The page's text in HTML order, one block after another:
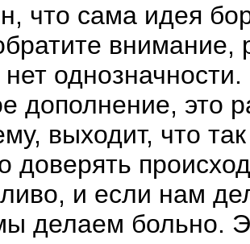
что сама идея
нет
дополнение, это
выходит, что
доверять
и если нам
делаем больно.